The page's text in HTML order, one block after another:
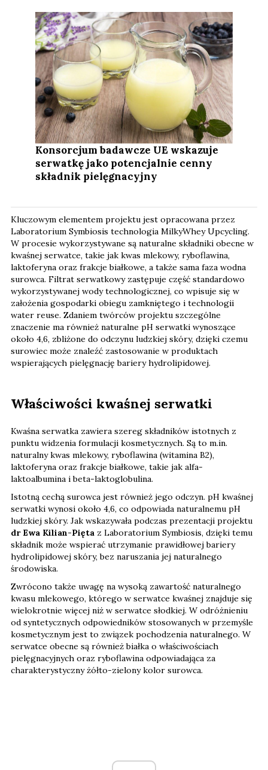
Konsorcjum badawcze UE wskazuje
serwatkę jako potencjalnie cenny
składnik pielęgnacyjny
Kluczowym elementem projektu jest opracowana przez
Laboratorium Symbiosis technologia MilkyWhey Upcycling.
W procesie wykorzystywane są naturalne składniki obecne w
kwaśnej serwatce, takie jak kwas mlekowy, ryboflawina,
laktoferyna oraz frakcje białkowe, a także sama faza wodna
surowca. Filtrat serwatkowy zastępuje część standardowo
wykorzystywanej wody technologicznej, co wpisuje się w
założenia gospodarki obiegu zamkniętego i technologii
water reuse. Zdaniem twórców projektu szczególne
znaczenie ma również naturalne pH serwatki wynoszące
około 4,6, zbliżone do odczynu ludzkiej skóry, dzięki czemu
surowiec może znaleźć zastosowanie w produktach
wspierających pielęgnację bariery hydrolipidowej.
Właściwości kwaśnej serwatki
Kwaśna serwatka zawiera szereg składników istotnych z
punktu widzenia formulacji kosmetycznych. Są to m.in.
naturalny kwas mlekowy, ryboflawina (witamina B2),
laktoferyna oraz frakcje białkowe, takie jak alfa-
laktoalbumina i beta-laktoglobulina.
Istotną cechą surowca jest również jego odczyn. pH kwaśnej
serwatki wynosi około 4,6, co odpowiada naturalnemu pH
ludzkiej skóry. Jak wskazywała podczas prezentacji projektu
dr Ewa Kilian-Pięta z Laboratorium Symbiosis, dzięki temu
składnik może wspierać utrzymanie prawidłowej bariery
hydrolipidowej skóry, bez naruszania jej naturalnego
środowiska.
Zwrócono także uwagę na wysoką zawartość naturalnego
kwasu mlekowego, którego w serwatce kwaśnej znajduje się
wielokrotnie więcej niż w serwatce słodkiej. W odróżnieniu
od syntetycznych odpowiedników stosowanych w przemyśle
kosmetycznym jest to związek pochodzenia naturalnego. W
serwatce obecne są również białka o właściwościach
pielęgnacyjnych oraz ryboflawina odpowiadająca za
charakterystyczny żółto-zielony kolor surowca.